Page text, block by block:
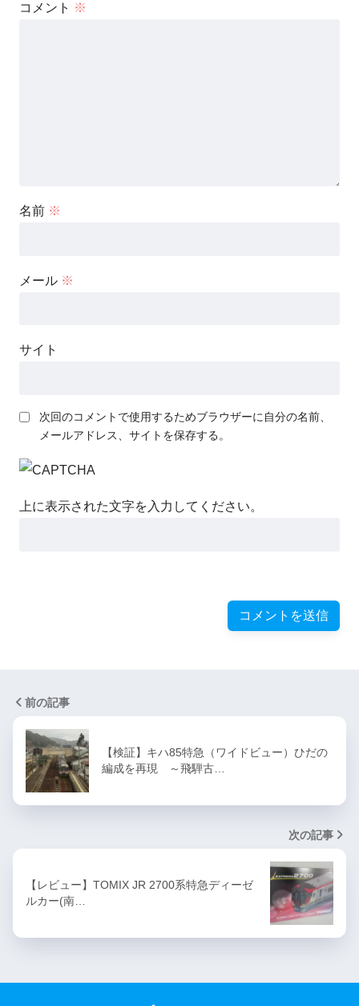
コメント ※
名前 ※
メール ※
サイト
次回のコメントで使用するためブラウザーに自分の名前、
メールアドレス、サイトを保存する。
上に表示された文字を入力してください。
前の記事
【検証】キハ85特急（ワイドビュー）ひだの
編成を再現 ～飛騨古…
次の記事
【レビュー】TOMIX JR 2700系特急ディーゼ
ルカー(南…